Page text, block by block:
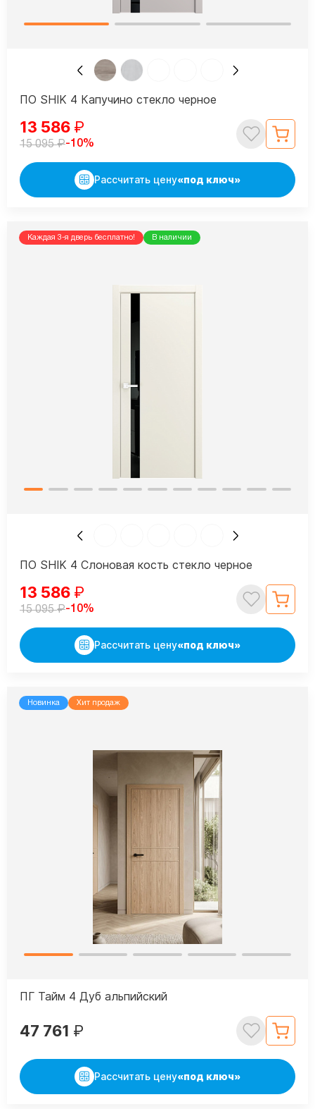
ПО SHIK 4 Капучино стекло черное
13 586 ₽
15 095₽-10%
Рассчитать цену«под ключ»
Каждая 3-я дверь бесплатно! В наличии
ПО SHIK 4 Слоновая кость стекло черное
13 586 ₽
15 095₽-10%
Рассчитать цену«под ключ»
Новинка Хит продаж
ПГ Тайм 4 Дуб альпийский
47 761 ₽
Рассчитать цену«под ключ»